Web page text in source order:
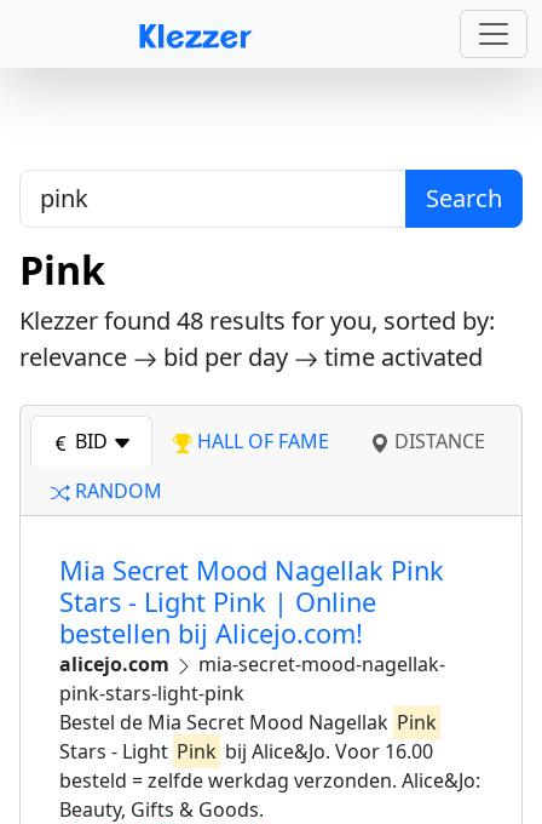
Search
Pink
Klezzer found 48 results for you, sorted by:
relevance
bid per day time activated
BID HALL OF FAME
DISTANCE
RANDOM
Mia Secret Mood Nagellak Pink
Stars - Light Pink | Online
bestellen bij Alicejo.com!
alicejo.com
mia-secret-mood-nagellak-
pink-stars-light-pink
Bestel de Mia Secret Mood Nagellak Pink
Stars - Light Pink bij Alice&Jo. Voor 16.00
besteld = zelfde werkdag verzonden. Alice&Jo:
Beauty, Gifts & Goods.